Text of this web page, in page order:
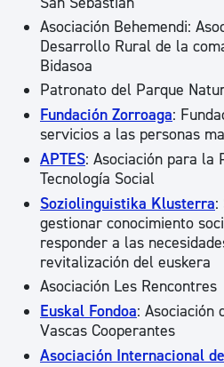
Asociación Behemendi:
Desarrollo Rural de la
Bidasoa
Patronato del Parque
Fundación Zorroaga:
servicios a las personas
APTES: Asociación para la
Tecnología Social
Soziolinguistika Klusterra:
gestionar conocimiento
responder a las
revitalización del euskera
Asociación Les Rencontres
Euskal Fondoa: Asociación
Vascas Cooperantes
Asociación Internacional